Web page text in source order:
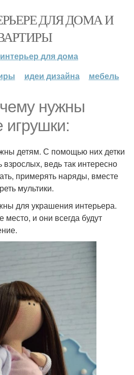
ДЛЯ ДОМА И
интерьер для дома
идеи дизайна мебель
нужны
игрушки:
детям. С помощью них детки
ведь так интересно
примерять наряды, вместе
мультики.
для украшения интерьера.
место, и они всегда будут